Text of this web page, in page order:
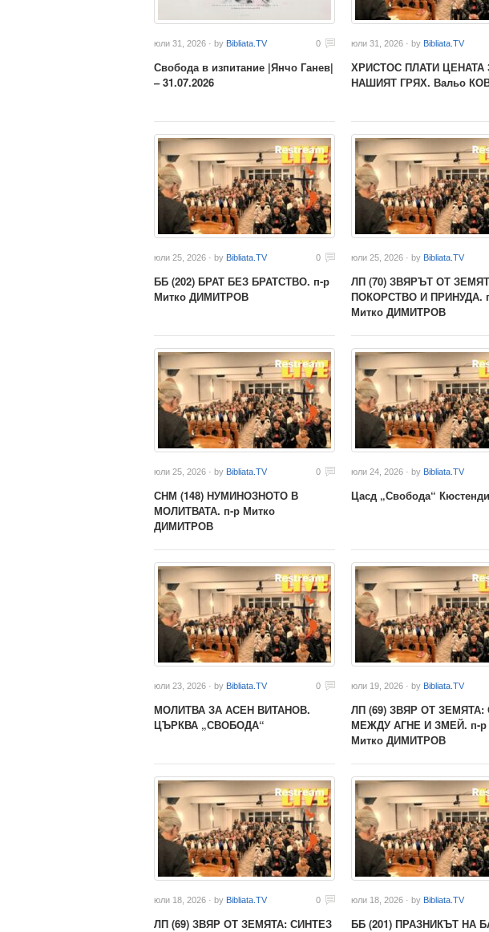
юли 31, 2026 · by Bibliata.TV 0
Свобода в изпитание |Янчо Ганев|
– 31.07.2026
юли 31, 2026 · by Bibliata.TV
ХРИСТОС ПЛАТИ ЦЕНАТА
НАШИЯТ ГРЯХ. Вальо
юли 25, 2026 · by Bibliata.TV 0
ББ (202) БРАТ БЕЗ БРАТСТВО. п-р
Митко ДИМИТРОВ
юли 25, 2026 · by Bibliata.TV
ЛП (70) ЗВЯРЪТ ОТ
ПОКОРСТВО И ПРИНУДА.
Митко ДИМИТРОВ
юли 25, 2026 · by Bibliata.TV 0
СНМ (148) НУМИНОЗНОТО В
МОЛИТВАТА. п-р Митко
ДИМИТРОВ
юли 24, 2026 · by Bibliata.TV
Цасд „Свобода“
юли 23, 2026 · by Bibliata.TV 0
МОЛИТВА ЗА АСЕН ВИТАНОВ.
ЦЪРКВА „СВОБОДА“
юли 19, 2026 · by Bibliata.TV
ЛП (69) ЗВЯР ОТ ЗЕМЯТА:
МЕЖДУ АГНЕ И ЗМЕЙ. п-р
Митко ДИМИТРОВ
юли 18, 2026 · by Bibliata.TV 0
ЛП (69) ЗВЯР ОТ ЗЕМЯТА: СИНТЕЗ
юли 18, 2026 · by Bibliata.TV
ББ (201) ПРАЗНИКЪТ НА